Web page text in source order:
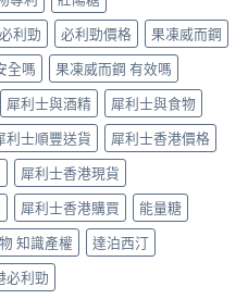
必利勁 必利勁價格
果凍威而鋼
全嗎
果凍威而鋼 有效嗎
犀利士與酒精
犀利士與食物
利士順豐送貨
犀利士香港價格
犀利士香港現貨
犀利士香港購買
能量糖
知識產權
達泊西汀
必利勁